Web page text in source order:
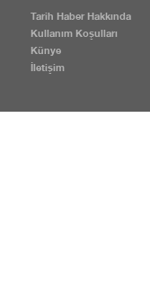
Tarih Haber Hakkında
Kullanım Koşulları
Künye
İletişim